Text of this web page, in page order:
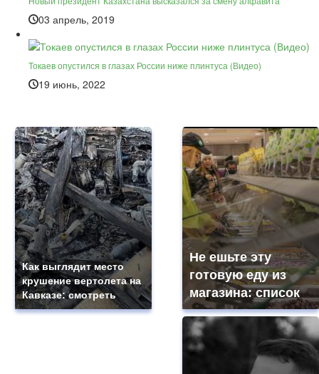
03 апрель, 2019
Токаев опустился в глазах России ниже плинтуса (Видео)
19 июнь, 2022
Как выглядит место
крушение вертолета на
Кавказе: смотреть
Не ешьте эту
готовую еду из
магазина: список